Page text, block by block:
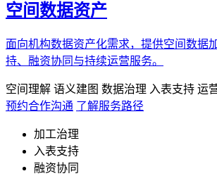
空间数据资产
面向机构数据资产化需求，提供空间数据
持、融资协同与持续运营服务。
空间理解 语义建图 数据治理 入表支持 运
预约合作沟通 了解服务路径
加工治理
入表支持
融资协同